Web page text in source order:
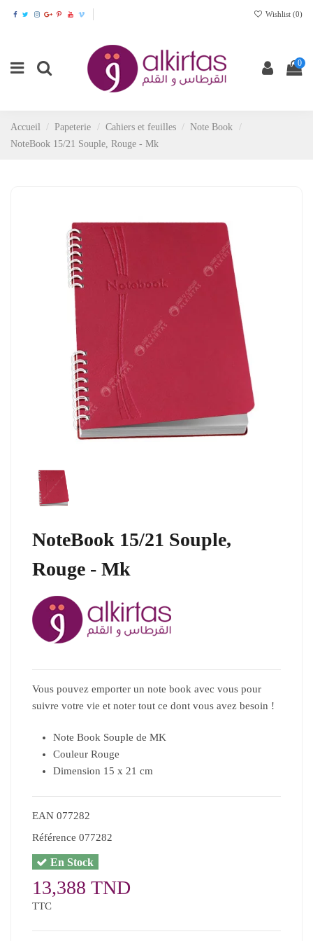
Wishlist (0)
0
Accueil Papeterie Cahiers et feuilles
Note Book
NoteBook 15/21 Souple, Rouge - Mk
NoteBook 15/21 Souple,
Rouge - Mk
Vous pouvez emporter un note book avec vous pour
suivre votre vie et noter tout ce dont vous avez besoin !
Note Book Souple de MK
Couleur Rouge
Dimension 15 x 21 cm
EAN 077282
Référence 077282
En Stock
13,388 TND
TTC